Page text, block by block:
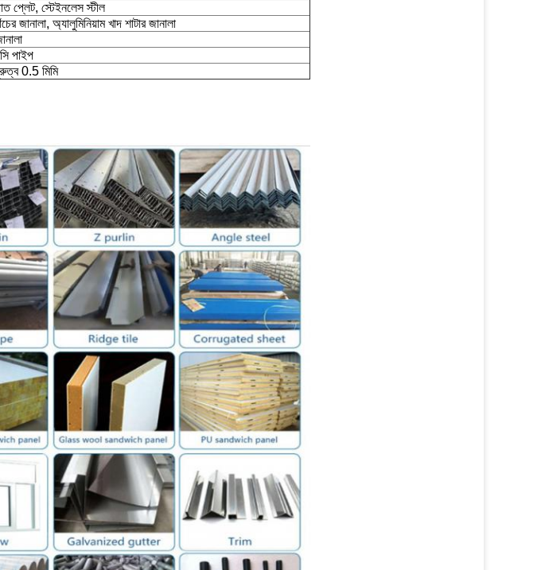
প্লেট, স্টেইনলেস স্টীল
জানালা, অ্যালুমিনিয়াম খাদ শাটার জানালা
পাইপ
0.5 মিমি